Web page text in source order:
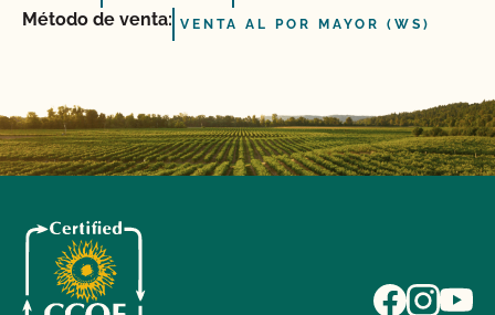
Método de venta: VENTA AL POR MAYOR (WS)